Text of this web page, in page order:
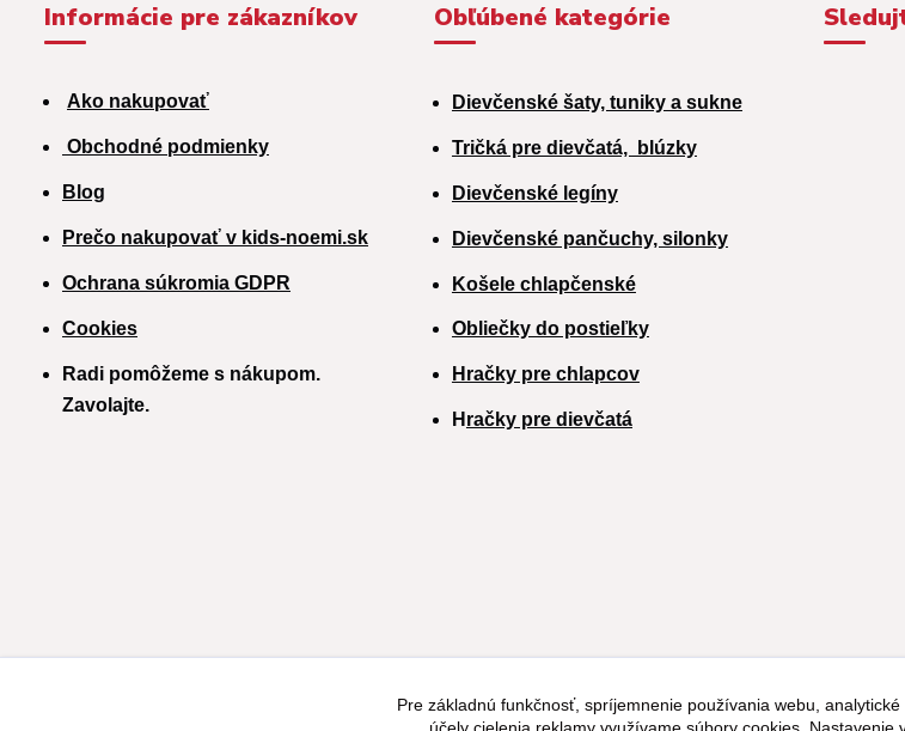
Informácie pre zákazníkov
Ako nakupovať
Obchodné podmienky
Blog
Prečo nakupovať v kids-noemi.sk
Ochrana súkromia GDPR
Cookies
Radi pomôžeme s nákupom.
Zavolajte.
Obľúbené kategórie
Dievčenské šaty, tuniky a sukne
Tričká pre dievčatá, blúzky
Dievčenské legíny
Dievčenské pančuchy, silonky
Košele chlapčenské
Obliečky do postieľky
Hračky pre chlapcov
H račky pre dievčatá
Pre základnú funkčnosť, spríjemnenie používania webu,